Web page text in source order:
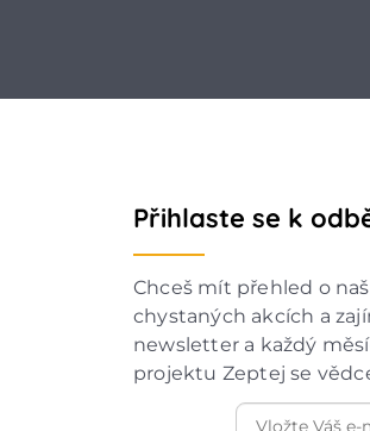
Přihlaste se k
Chceš mít přehled o
chystaných akcích a
newsletter a každý
projektu Zeptej se